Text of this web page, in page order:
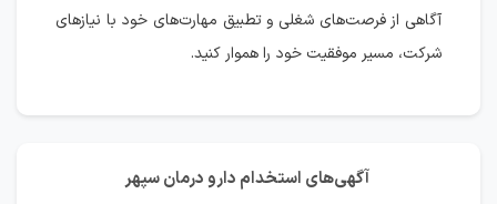
آگاهی از فرصت‌های شغلی و تطبیق مهارت‌های خود با نیازهای
شرکت، مسیر موفقیت خود را هموار کنید.
آگهی‌های استخدام دارو درمان سپهر